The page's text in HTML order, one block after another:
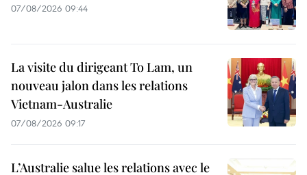
07/08/2026 09:44
La visite du dirigeant To Lam, un
nouveau jalon dans les relations
Vietnam-Australie
07/08/2026 09:17
L’Australie salue les relations avec le